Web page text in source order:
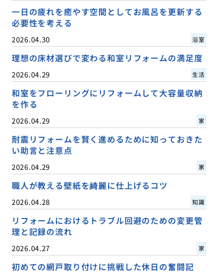
一日の疲れを癒やす空間としてお風呂を更新する
必要性を考える
2026.04.30 浴室
理想の床材選びで変わる和室リフォームの満足度
2026.04.29 生活
和室をフローリングにリフォームして大容量収納
を作る
2026.04.29 家
耐震リフォームを賢く進めるために知っておきた
い助言と注意点
2026.04.29 家
職人が教える壁紙を綺麗に仕上げるコツ
2026.04.28 知識
リフォームにおけるトラブル回避のための変更管
理と記録の流れ
2026.04.27 家
初めての網戸取り付けに挑戦した休日の奮闘記